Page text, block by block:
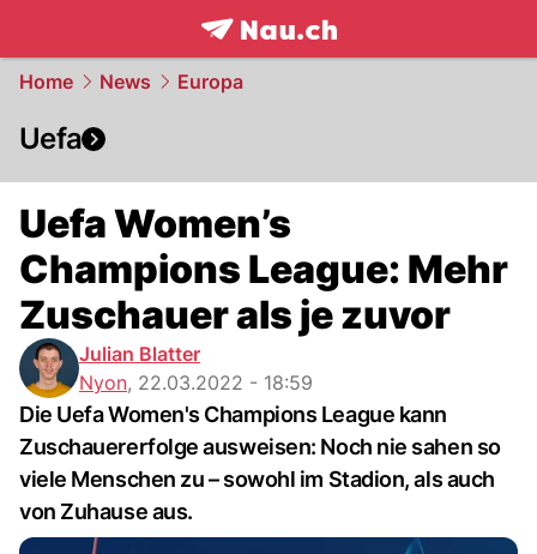
frontpage.NAU.ch
Home News Europa
Uefa
Uefa Women’s
Champions League: Mehr
Zuschauer als je zuvor
Julian Blatter
Nyon, 22.03.2022 - 18:59
Die Uefa Women's Champions League kann
Zuschauererfolge ausweisen: Noch nie sahen so
viele Menschen zu – sowohl im Stadion, als auch
von Zuhause aus.